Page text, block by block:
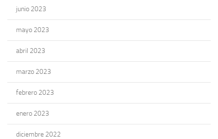
junio 2023
mayo 2023
abril 2023
marzo 2023
febrero 2023
enero 2023
diciembre 2022